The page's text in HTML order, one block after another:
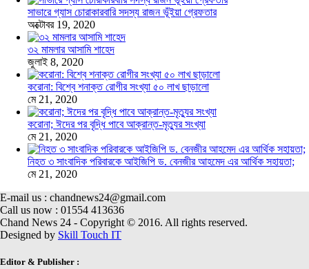
সাভারে গ্যাস চোরাকারবারি সদস্য রাজন ভূঁইয়া গ্রেফতার
অক্টোবর 19, 2020
৩২ মামলার আসামি শাহেদ
জুলাই 8, 2020
করোনা: বিশ্বে শনাক্ত রোগীর সংখ্যা ৫০ লাখ ছাড়ালো
মে 21, 2020
করোনা; ঈদের পর বৃদ্ধি পাবে আক্রান্ত-মৃত্যুর সংখ্যা
মে 21, 2020
নিহত ৩ সাংবাদিক পরিবারকে আইজিপি ড. বেনজীর আহমেদ এর আর্থিক সহায়তা;
মে 21, 2020
E-mail us : chandnews24@gmail.com
Call us now : 01554 413636
Chand News 24 - Copyright © 2016. All rights reserved.
Designed by Skill Touch IT
Editor & Publisher :